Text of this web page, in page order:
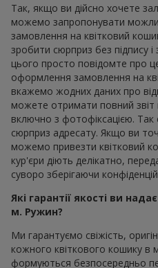
Так, якщо ви дійсно хочете
можемо запропонувати
замовлення на квітковий
зробити сюрприз без підпису
цього просто повідомте про
оформлення замовлення на
вкажемо жодних даних про
можете отримати повний
включно з фотофіксацією.
сюрприз адресату. Якщо ви
можемо привезти квітковий
кур'єри діють делікатно,
суворо зберігаючи
Які гарантії якості ви
м. Ружин?
Ми гарантуємо свіжість,
кожного квіткового кошику в
формуються безпосередньо